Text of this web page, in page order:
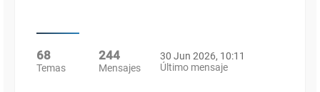
68
Temas
244
Mensajes
30 Jun 2026, 10:11
Último mensaje